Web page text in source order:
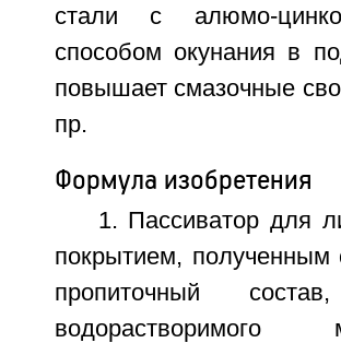
стали с алюмо-
способом окунания в
повышает смазочные
пр.
Формула изобретения
1. Пассиватор для
покрытием, полученным
пропиточный